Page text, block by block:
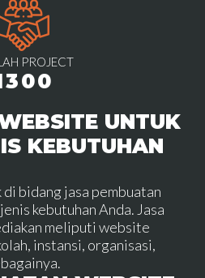
PROJECT
UNTUK
KEBUTUHAN
bidang jasa pembuatan
kebutuhan Anda. Jasa
meliputi website
instansi, organisasi,